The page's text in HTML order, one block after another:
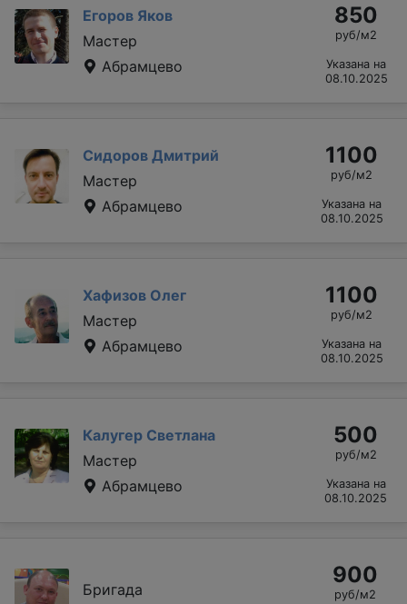
Егоров Яков
Мастер
Абрамцево
850
руб/м2
Указана на
08.10.2025
Сидоров Дмитрий
Мастер
Абрамцево
1100
руб/м2
Указана на
08.10.2025
Хафизов Олег
Мастер
Абрамцево
1100
руб/м2
Указана на
08.10.2025
Калугер Светлана
Мастер
Абрамцево
500
руб/м2
Указана на
08.10.2025
Бригада
900
руб/м2